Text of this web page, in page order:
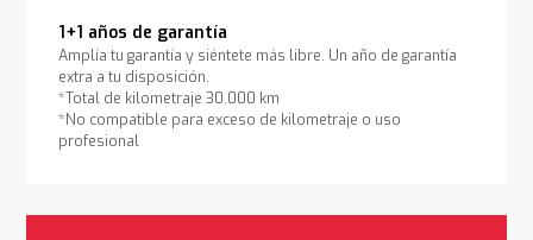
1+1 años de garantía
Amplía tu garantía y siéntete más libre. Un año de garantía
extra a tu disposición.
*Total de kilometraje 30.000 km
*No compatible para exceso de kilometraje o uso
profesional